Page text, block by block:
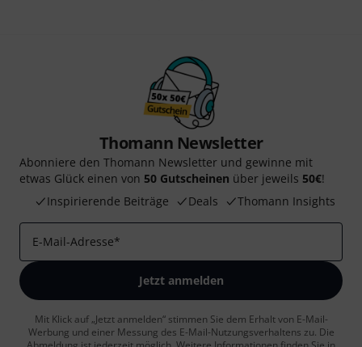
Thomann Newsletter
Abonniere den Thomann Newsletter und gewinne mit
etwas Glück einen von 50 Gutscheinen über jeweils 50€!
Inspirierende Beiträge
Deals Thomann Insights
E-Mail-Adresse*
Jetzt anmelden
Mit Klick auf „Jetzt anmelden“ stimmen Sie dem Erhalt von E-Mail-
Werbung und einer Messung des E-Mail-Nutzungsverhaltens zu. Die